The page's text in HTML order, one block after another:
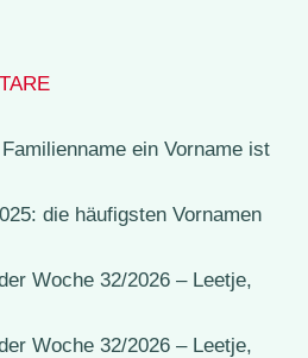
ein Vorname ist
die häufigsten Vornamen
Woche 32/2026 – Leetje,
Woche 32/2026 – Leetje,